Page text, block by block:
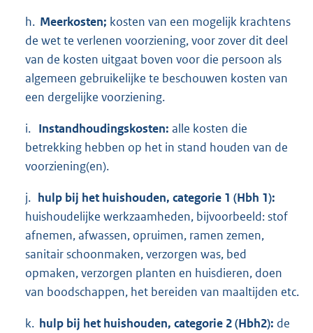
h. Meerkosten; kosten van een mogelijk krachtens
de wet te verlenen voorziening, voor zover dit deel
van de kosten uitgaat boven voor die persoon als
algemeen gebruikelijke te beschouwen kosten van
een dergelijke voorziening.
i. Instandhoudingskosten: alle kosten die
betrekking hebben op het in stand houden van de
voorziening(en).
j. hulp bij het huishouden, categorie 1 (Hbh 1):
huishoudelijke werkzaamheden, bijvoorbeeld: stof
afnemen, afwassen, opruimen, ramen zemen,
sanitair schoonmaken, verzorgen was, bed
opmaken, verzorgen planten en huisdieren, doen
van boodschappen, het bereiden van maaltijden etc.
k. hulp bij het huishouden, categorie 2 (Hbh2): de